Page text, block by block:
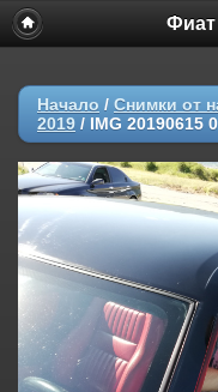
Начало / Снимки от
2019 / IMG 20190615